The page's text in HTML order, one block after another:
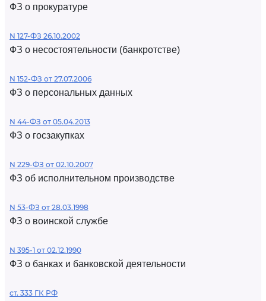
ФЗ о прокуратуре
N 127-ФЗ 26.10.2002
ФЗ о несостоятельности (банкротстве)
N 152-ФЗ от 27.07.2006
ФЗ о персональных данных
N 44-ФЗ от 05.04.2013
ФЗ о госзакупках
N 229-ФЗ от 02.10.2007
ФЗ об исполнительном производстве
N 53-ФЗ от 28.03.1998
ФЗ о воинской службе
N 395-1 от 02.12.1990
ФЗ о банках и банковской деятельности
ст. 333 ГК РФ